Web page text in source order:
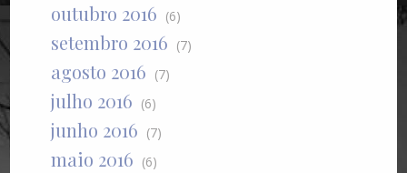
outubro 2016 (6)
setembro 2016 (7)
agosto 2016 (7)
julho 2016 (6)
junho 2016 (7)
maio 2016 (6)